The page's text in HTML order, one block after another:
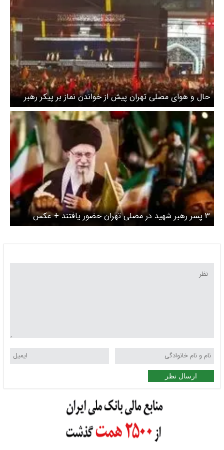
حال و هوای مصلی تهران پیش از خواندن نماز بر پیکر رهبر
شهید در صبح روز یکشنبه ۱۴ تیر ۱۴۰۵
۳ پسر رهبر شهید در مصلی تهران حضور یافتند + عکس
ارسال نظر